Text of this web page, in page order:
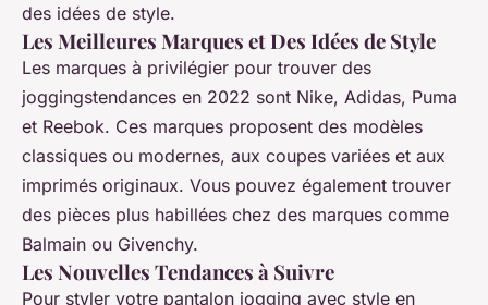
des idées de style.
Les Meilleures Marques et Des Idées de Style
Les marques à privilégier pour trouver des
joggingstendances en 2022 sont Nike, Adidas, Puma
et Reebok. Ces marques proposent des modèles
classiques ou modernes, aux coupes variées et aux
imprimés originaux. Vous pouvez également trouver
des pièces plus habillées chez des marques comme
Balmain ou Givenchy.
Les Nouvelles Tendances à Suivre
Pour styler votre pantalon jogging avec style en